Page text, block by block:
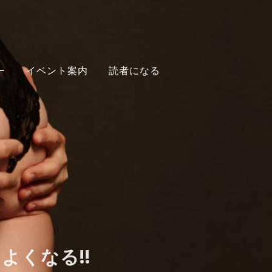
イベント案内 読者になる
くなる!!